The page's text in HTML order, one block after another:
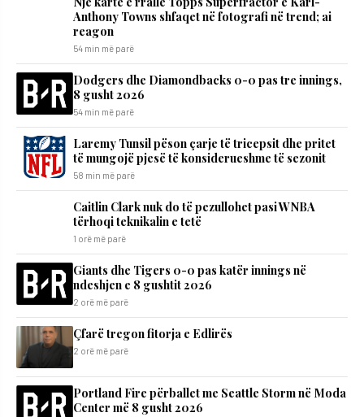
Anthony Towns shfaqet në fotografi në trend; ai
reagon
54 min më parë
Dodgers dhe Diamondbacks 0-0 pas tre innings,
8 gusht 2026
54 min më parë
Laremy Tunsil pëson çarje të tricepsit dhe pritet
të mungojë pjesë të konsiderueshme të sezonit
58 min më parë
Caitlin Clark nuk do të pezullohet pasi WNBA
tërhoqi teknikalin e tetë
1 orë më parë
Giants dhe Tigers 0-0 pas katër innings në
ndeshjen e 8 gushtit 2026
2 orë më parë
Çfarë tregon fitorja e Edlirës
2 orë më parë
Portland Fire përballet me Seattle Storm në Moda
Center më 8 gusht 2026